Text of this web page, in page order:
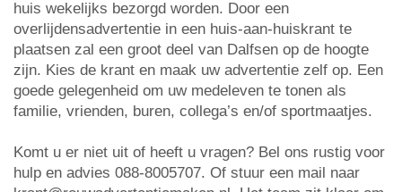
huis wekelijks bezorgd worden. Door een
overlijdensadvertentie in een huis-aan-huiskrant te
plaatsen zal een groot deel van Dalfsen op de hoogte
zijn. Kies de krant en maak uw advertentie zelf op. Een
goede gelegenheid om uw medeleven te tonen als
familie, vrienden, buren, collega’s en/of sportmaatjes.
Komt u er niet uit of heeft u vragen? Bel ons rustig voor
hulp en advies 088-8005707. Of stuur een mail naar